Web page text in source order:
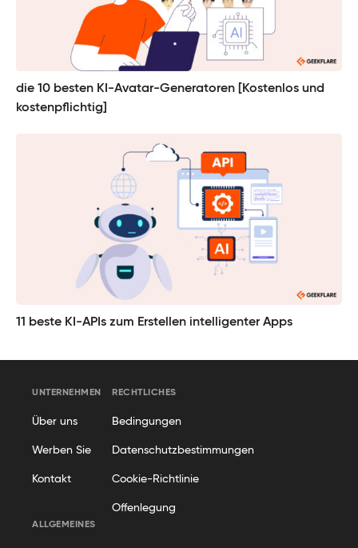
die 10 besten KI-Avatar-Generatoren [Kostenlos und
kostenpflichtig]
11 beste KI-APIs zum Erstellen intelligenter Apps
UNTERNEHMEN
Über uns
Werben Sie
Kontakt
RECHTLICHES
Bedingungen
Datenschutzbestimmungen
Cookie-Richtlinie
Offenlegung
ALLGEMEINES